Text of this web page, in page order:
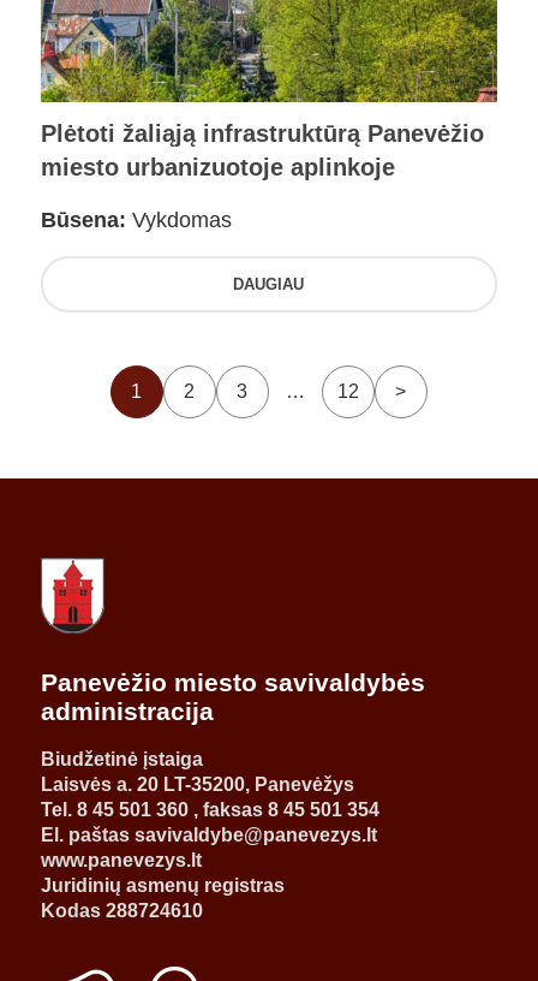
Plėtoti žaliąją infrastruktūrą Panevėžio
miesto urbanizuotoje aplinkoje
Būsena: Vykdomas
DAUGIAU
1 2 3 … 12 >
Panevėžio miesto savivaldybės
administracija
Biudžetinė įstaiga
Laisvės a. 20 LT-35200, Panevėžys
Tel. 8 45 501 360 , faksas 8 45 501 354
El. paštas savivaldybe@panevezys.lt
www.panevezys.lt
Juridinių asmenų registras
Kodas 288724610